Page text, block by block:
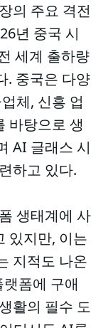
의 주요 격전
년 중국 시
세계 출하량
. 중국은 다양
체, 신흥 업
바탕으로 생
AI 글래스 시
하고 있다.
생태계에 사
있지만, 이는
지적도 나온
폼에 구애
활의 필수 도